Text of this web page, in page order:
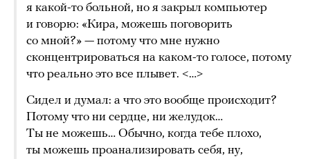
я какой-то больной, но я закрыл компьютер
и говорю: «Кира, можешь поговорить
со мной?» — потому что мне нужно
сконцентрироваться на каком-то голосе, потому
что реально это все плывет. <…>
Сидел и думал: а что это вообще происходит?
Потому что ни сердце, ни желудок…
Ты не можешь… Обычно, когда тебе плохо,
ты можешь проанализировать себя, ну,